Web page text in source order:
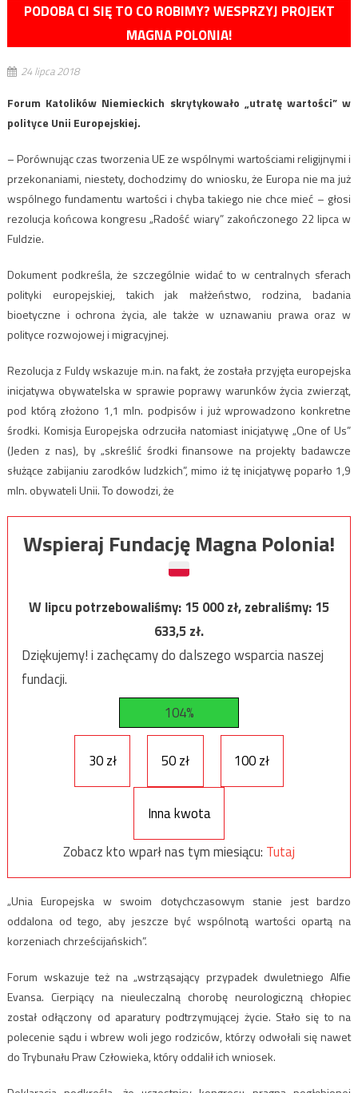
PODOBA CI SIĘ TO CO ROBIMY? WESPRZYJ PROJEKT
MAGNA POLONIA!
24 lipca 2018
Forum Katolików Niemieckich skrytykowało „utratę wartości” w
polityce Unii Europejskiej.
– Porównując czas tworzenia UE ze wspólnymi wartościami religijnymi i
przekonaniami, niestety, dochodzimy do wniosku, że Europa nie ma już
wspólnego fundamentu wartości i chyba takiego nie chce mieć – głosi
rezolucja końcowa kongresu „Radość wiary” zakończonego 22 lipca w
Fuldzie.
Dokument podkreśla, że szczególnie widać to w centralnych sferach
polityki europejskiej, takich jak małżeństwo, rodzina, badania
bioetyczne i ochrona życia, ale także w uznawaniu prawa oraz w
polityce rozwojowej i migracyjnej.
Rezolucja z Fuldy wskazuje m.in. na fakt, że została przyjęta europejska
inicjatywa obywatelska w sprawie poprawy warunków życia zwierząt,
pod którą złożono 1,1 mln. podpisów i już wprowadzono konkretne
środki. Komisja Europejska odrzuciła natomiast inicjatywę „One of Us”
(Jeden z nas), by „skreślić środki finansowe na projekty badawcze
służące zabijaniu zarodków ludzkich”, mimo iż tę inicjatywę poparło 1,9
mln. obywateli Unii. To dowodzi, że
Wspieraj Fundację Magna Polonia!
W lipcu potrzebowaliśmy:15 000zł, zebraliśmy:15
633,5zł.
Dziękujemy! i zachęcamy do dalszego wsparcia naszej
fundacji.
104%
30 zł 50 zł 100 zł
Inna kwota
Zobacz kto wparł nas tym miesiącu: Tutaj
„Unia Europejska w swoim dotychczasowym stanie jest bardzo
oddalona od tego, aby jeszcze być wspólnotą wartości opartą na
korzeniach chrześcijańskich”.
Forum wskazuje też na „wstrząsający przypadek dwuletniego Alfie
Evansa. Cierpiący na nieuleczalną chorobę neurologiczną chłopiec
został odłączony od aparatury podtrzymującej życie. Stało się to na
polecenie sądu i wbrew woli jego rodziców, którzy odwołali się nawet
do Trybunału Praw Człowieka, który oddalił ich wniosek.